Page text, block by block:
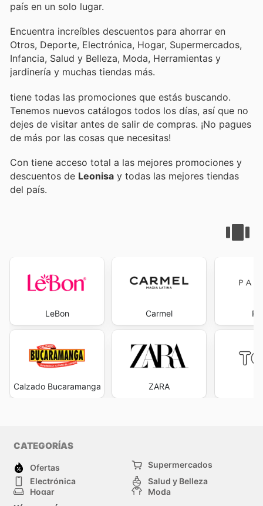
país en un solo lugar.
Encuentra increíbles descuentos para ahorrar en
Otros, Deporte, Electrónica, Hogar, Supermercados,
Infancia, Salud y Belleza, Moda, Herramientas y
jardinería y muchas tiendas más.
tiene todas las promociones que estás buscando.
Tenemos nuevos catálogos todos los días, así que no
dejes de visitar antes de salir de compras. ¡No pagues
de más por las cosas que necesitas!
Con tiene acceso total a las mejores promociones y
descuentos de Leonisa y todas las mejores tiendas
del país.
LeBon
Calzado Bucaramanga
Carmel
ZARA
CATEGORÍAS
Ofertas
Supermercados
Electrónica
Salud y Belleza
Hogar
Moda
Herramientas y jardinería